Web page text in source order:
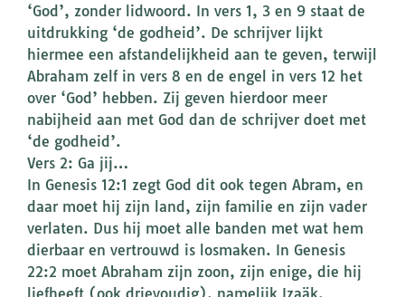
‘God’, zonder lidwoord. In vers 1, 3 en 9 staat de
uitdrukking ‘de godheid’. De schrijver lijkt
hiermee een afstandelijkheid aan te geven, terwijl
Abraham zelf in vers 8 en de engel in vers 12 het
over ‘God’ hebben. Zij geven hierdoor meer
nabijheid aan met God dan de schrijver doet met
‘de godheid’.
Vers 2: Ga jij…
In Genesis 12:1 zegt God dit ook tegen Abram, en
daar moet hij zijn land, zijn familie en zijn vader
verlaten. Dus hij moet alle banden met wat hem
dierbaar en vertrouwd is losmaken. In Genesis
22:2 moet Abraham zijn zoon, zijn enige, die hij